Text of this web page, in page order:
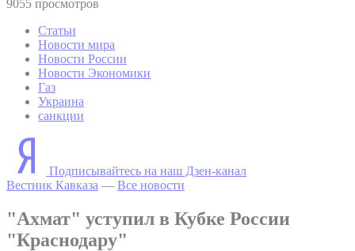
9055 просмотров
Статьи
Новости мира
Новости России
Новости Экономики
Газ
Украина
санкции
Подписывайтесь на наш Дзен-канал
Вестник Кавказа — Все новости
"Ахмат" уступил в Кубке России
"Краснодару"